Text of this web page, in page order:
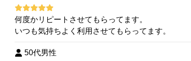
何度かリピートさせてもらってます。
いつも気持ちよく利用させてもらってます。
50代男性